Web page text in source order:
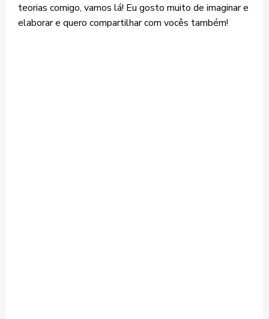
teorias comigo, vamos lá! Eu gosto muito de imaginar e
elaborar e quero compartilhar com vocês também!